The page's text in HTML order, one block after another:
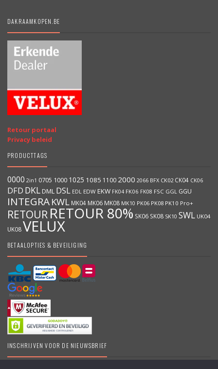
DAKRAAMKOPEN.BE
Retour portaal
Privacy beleid
PRODUCTTAGS
0000 2in1 0705 1000 1025 1085 1100 2000 2066 BFX CK02 CK04 CK06
DFD DKL DML DSL EDL EDW EKW FK04 FK06 FK08 FSC GGL GGU
INTEGRA KWL MK04 MK06 MK08 MK10 PK06 PK08 PK10 Pro+
RETOUR RETOUR 80% SK06 SK08 SK10 SWL UK04
UK08VELUX
BETAALOPTIES & BEVEILIGING
INSCHRIJVEN VOOR DE NIEUWSBRIEF